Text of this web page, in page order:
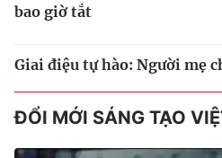
bao giờ tắt
Giai điệu tự hào: Người mẹ
ĐỔI MỚI SÁNG TẠO